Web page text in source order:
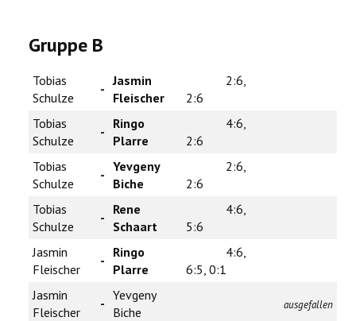
Gruppe B
Tobias
Schulze
-
Jasmin
Fleischer
2:6,
2:6
Tobias
Schulze
-
Ringo
Plarre
4:6,
2:6
Tobias
Schulze
-
Yevgeny
Biche
2:6,
2:6
Tobias
Schulze
-
Rene
Schaart
4:6,
5:6
Jasmin
Fleischer
-
Ringo
Plarre
4:6,
6:5, 0:1
Jasmin
Fleischer
-
Yevgeny
Biche
ausgefallen